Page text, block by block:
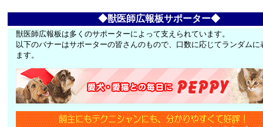
◆獣医師広報板サポーター◆
獣医師広報板は多くのサポーターによって支えられています。
以下のバナーはサポーターの皆さんのもので、口数に応じてランダムに
ます。